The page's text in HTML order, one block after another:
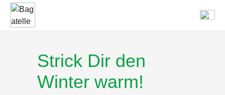
Aktuelles
Strick Dir den
Winter warm!